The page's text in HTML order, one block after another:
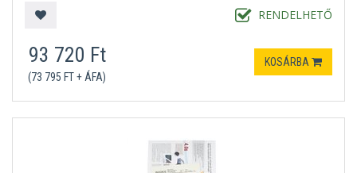
RENDELHETŐ
93 720 Ft
(73 795 FT + ÁFA)
KOSÁRBA